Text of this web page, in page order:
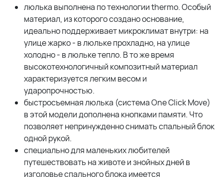
люлька выполнена по технологии thermо. Особый
материал, из которого создано основание,
идеально поддерживает микроклимат внутри: на
улице жарко - в люльке прохладно, на улице
холодно - в люльке тепло. В то же время
высокотехнологичный композитный материал
характеризуется легким весом и
ударопрочностью.
быстросъемная люлька (система One Click Move)
в этой модели дополнена кнопками памяти. Что
позволяет непринужденно снимать спальный блок
одной рукой.
специально для маленьких любителей
путешествовать на животе и знойных дней в
изголовье спального блока имеется